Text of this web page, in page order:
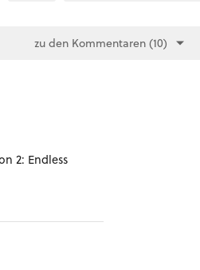
zu den Kommentaren (10)
2: Endless